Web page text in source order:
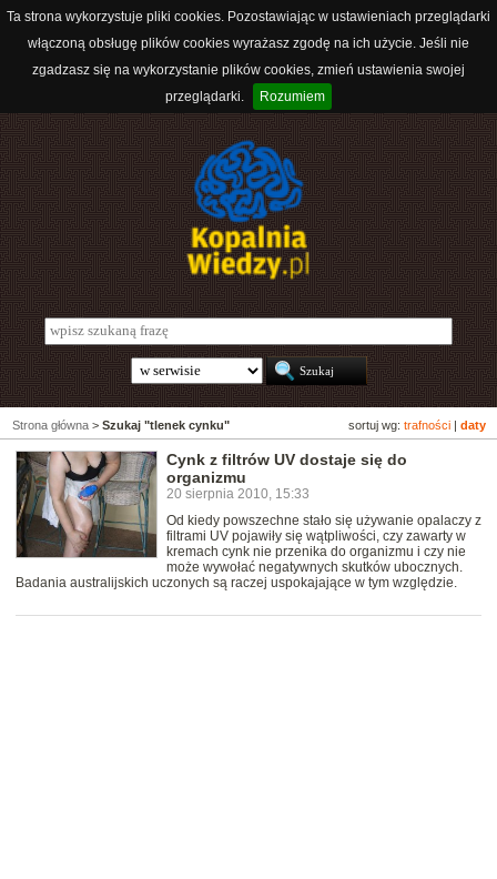
Ta strona wykorzystuje pliki cookies. Pozostawiając w ustawieniach przeglądarki
włączoną obsługę plików cookies wyrażasz zgodę na ich użycie. Jeśli nie
zgadzasz się na wykorzystanie plików cookies, zmień ustawienia swojej
przeglądarki.
Rozumiem
sortuj wg: trafności daty
Strona główna > Szukaj "tlenek cynku"
Cynk z filtrów UV dostaje się do
organizmu
20 sierpnia 2010, 15:33
Od kiedy powszechne stało się używanie opalaczy z
filtrami UV pojawiły się wątpliwości, czy zawarty w
kremach cynk nie przenika do organizmu i czy nie
może wywołać negatywnych skutków ubocznych.
Badania australijskich uczonych są raczej uspokajające w tym względzie.